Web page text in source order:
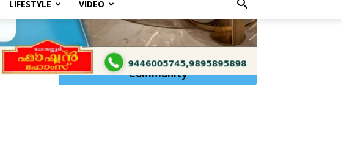
LIFESTYLE VIDEO
Click Here toJoinWhatsApp
Community